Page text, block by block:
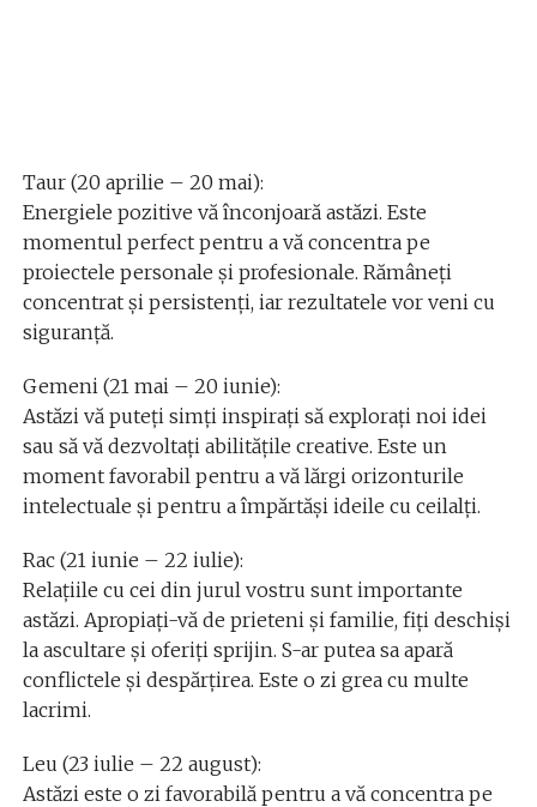
Taur (20 aprilie – 20 mai):
Energiele pozitive vă înconjoară astăzi. Este
momentul perfect pentru a vă concentra pe
proiectele personale și profesionale. Rămâneți
concentrat și persistenți, iar rezultatele vor veni cu
siguranță.
Gemeni (21 mai – 20 iunie):
Astăzi vă puteți simți inspirați să explorați noi idei
sau să vă dezvoltați abilitățile creative. Este un
moment favorabil pentru a vă lărgi orizonturile
intelectuale și pentru a împărtăși ideile cu ceilalți.
Rac (21 iunie – 22 iulie):
Relațiile cu cei din jurul vostru sunt importante
astăzi. Apropiați-vă de prieteni și familie, fiți deschiși
la ascultare și oferiți sprijin. S-ar putea sa apară
conflictele și despărțirea. Este o zi grea cu multe
lacrimi.
Leu (23 iulie – 22 august):
Astăzi este o zi favorabilă pentru a vă concentra pe